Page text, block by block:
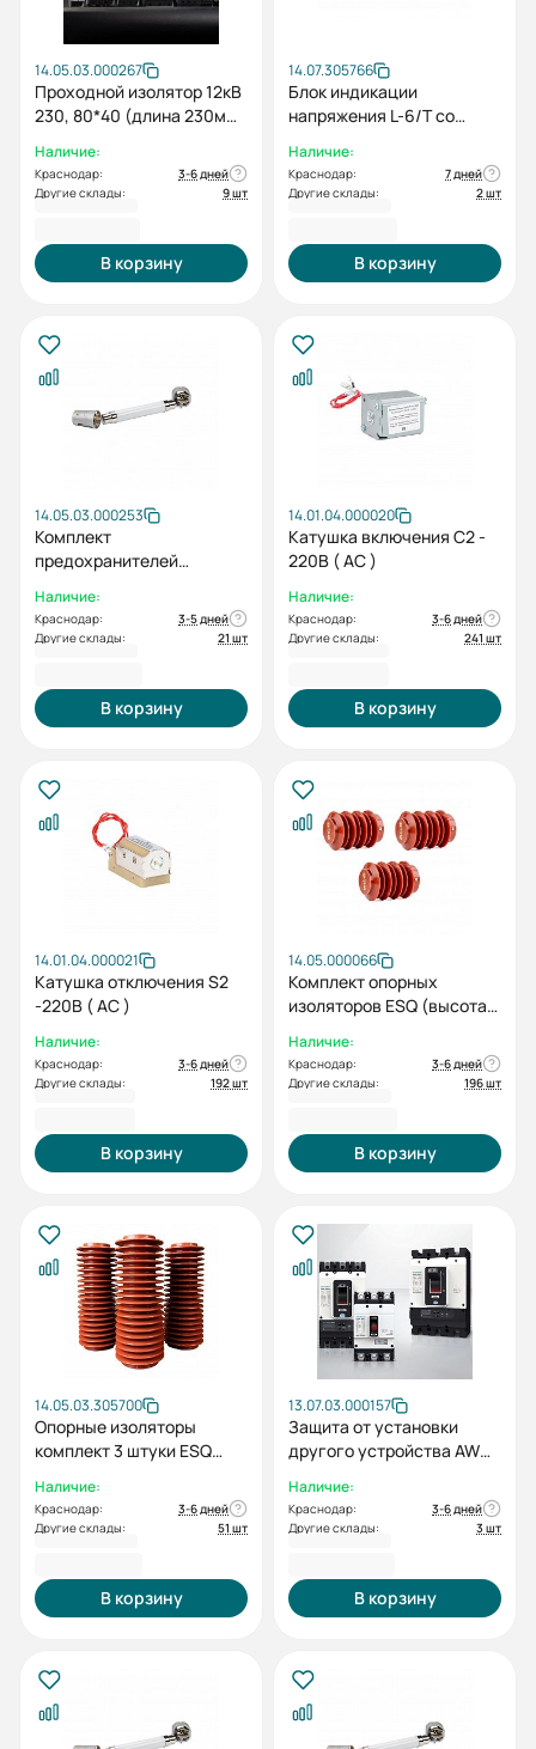
14.05.03.000267
Проходной изолятор 12кВ
230, 80*40 (длина 230мм,
отверстия 80*40)
Наличие:
Краснодар:
3-6 дней
Другие склады:
9 шт
В корзину
14.07.305766
Блок индикации
напряжения L-6/T со
(VI1)
Наличие:
Краснодар:
7 дней
Другие склады:
2 шт
В корзину
14.05.03.000253
Комплект
предохранителей
40 (12кВ, 40А) (1 шт.)
Наличие:
Краснодар:
3-5 дней
Другие склады:
21 шт
В корзину
14.01.04.000020
Катушка включения С2 -
220В ( AC )
Наличие:
Краснодар:
3-6 дней
Другие склады:
241 шт
В корзину
14.01.04.000021
Катушка отключения S2
-220В ( AC )
Наличие:
Краснодар:
3-6 дней
Другие склады:
192 шт
В корзину
14.05.000066
Комплект опорных
изоляторов ESQ (высота
мм) (3 шт.)
Наличие:
Краснодар:
3-6 дней
Другие склады:
196 шт
В корзину
14.05.03.305700
Опорные изоляторы
комплект 3 штуки ESQ
ВВ 12кВ ZJ-12-130
Наличие:
Краснодар:
3-6 дней
Другие склады:
51 шт
В корзину
13.07.03.000157
Защита от установки
другого устройства AW
Наличие:
Краснодар:
3-6 дней
Другие склады:
3 шт
В корзину